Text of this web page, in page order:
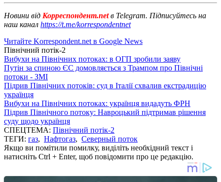
Новини від Корреспондент.netв Telegram. Підписуйтесь на
наш канал https://t.me/korrespondentnet
Читайте Korrespondent.net в Google News
Північний потік-2
Вибухи на Північних потоках: в ОГП зробили заяву
Путін за спиною ЄС домовляється з Трампом про Північні
потоки - ЗМІ
Підрив Північних потоків: суд в Італії схвалив екстрадицію
українця
Вибухи на Північних потоках: українця видадуть ФРН
Підрив Північного потоку: Навроцький підтримав рішення
суду щодо українця
СПЕЦТЕМА: Північний потік-2
ТЕГИ: газ, Нафтогаз, Северный поток
Якщо ви помітили помилку, виділіть необхідний текст і
натисніть Ctrl + Enter, щоб повідомити про це редакцію.